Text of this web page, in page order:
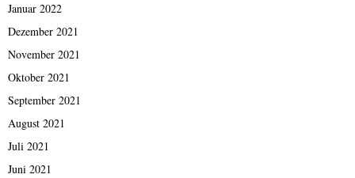
Januar 2022
Dezember 2021
November 2021
Oktober 2021
September 2021
August 2021
Juli 2021
Juni 2021